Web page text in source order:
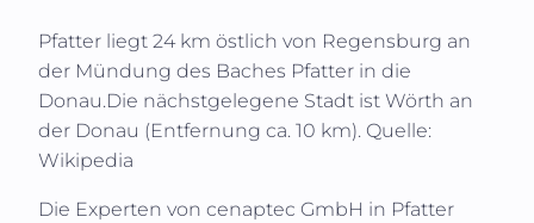
Pfatter liegt 24 km östlich von Regensburg an
der Mündung des Baches Pfatter in die
Donau.Die nächstgelegene Stadt ist Wörth an
der Donau (Entfernung ca. 10 km). Quelle:
Wikipedia
Die Experten von cenaptec GmbH in Pfatter